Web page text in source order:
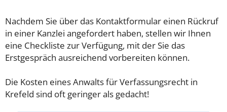
Nachdem Sie über das Kontaktformular einen Rückruf
in einer Kanzlei angefordert haben, stellen wir Ihnen
eine Checkliste zur Verfügung, mit der Sie das
Erstgespräch ausreichend vorbereiten können.
Die Kosten eines Anwalts für Verfassungsrecht in
Krefeld sind oft geringer als gedacht!